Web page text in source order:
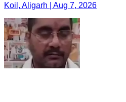
Koil, Aligarh | Aug 7, 2026